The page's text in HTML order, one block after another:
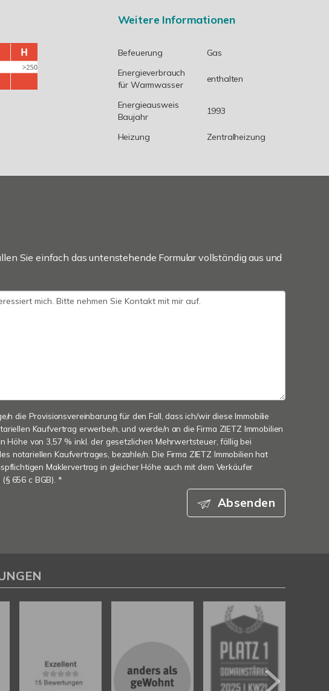
Weitere Informationen
Befeuerung
Gas
Energieverbrauch
für Warmwasser
enthalten
Energieausweis
Baujahr
1993
Heizung Zentralheizung
Sie einfach das untenstehende Formular vollständig aus und
n die Provisionsvereinbarung für den Fall, dass ich/wir diese Immobilie
Kaufvertrag erwerbe/n, und werde/n an die Firma ZIETZ Immobilien
Höhe von 3,57 % inkl. der gesetzlichen Mehrwertsteuer, fällig bei
notariellen Kaufvertrages, bezahle/n. Die Firma ZIETZ Immobilien hat
Maklervertrag in gleicher Höhe auch mit dem Verkäufer
656 c BGB). *
Absenden